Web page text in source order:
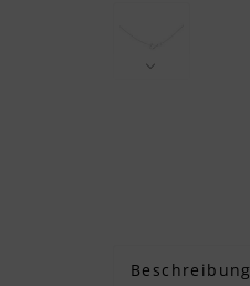
Beschreibung